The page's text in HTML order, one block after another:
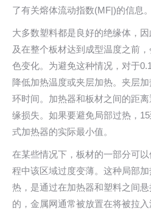
了有关熔体流动指数(MF|)的信息。
大多数塑料都是良好的绝缘体，
及在整个板材达到成型温度之前
色变化。为避免这种情况，对于
降低加热温度或夹层加热。夹层
环时间。加热器和板材之间的距
缘损失。如果要避免局部过热，
式加热器的实际最小值。
在某些情况下，板材的一部分可
程中该区域过度变薄。这种局部
热，是通过在加热器和塑料之间
的，金属网通常被放置在将被拉入